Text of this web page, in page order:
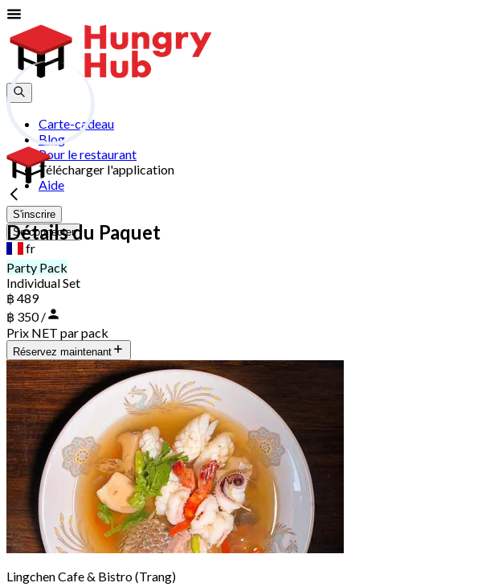
Carte-cadeau
Blog
Pour le restaurant
Télécharger l'application
Aide
S'inscrire
Se connecter
fr
Détails du Paquet
Party Pack
Individual Set
฿ 489
฿ 350 /
Prix NET par pack
Réservez maintenant
Lingchen Cafe & Bistro (Trang)